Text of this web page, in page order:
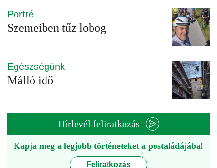
Portré
Szemeiben tűz lobog
Egészségünk
Málló idő
Hírlevél feliratkozás
Kapja meg a legjobb történeteket a postaládájába!
Feliratkozás